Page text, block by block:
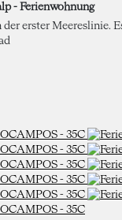
- Ferienwohnung
erster Meereslinie.